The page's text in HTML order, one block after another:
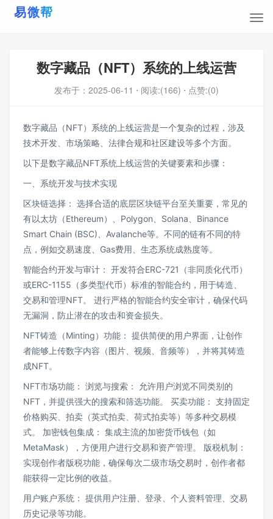
数字藏品（NFT）系统的上线运营
发布于： 2025-06-11 ⋅ 阅读:(166) ⋅ 点赞:(0)
数字藏品（NFT）系统的上线运营是一个复杂的过程，涉及
技术开发、市场策略、法律合规和社区建设等多个方面。
以下是数字藏品NFT系统上线运营的关键要素和步骤：
一、系统开发与技术实现
区块链选择： 选择合适的底层区块链平台至关重要，常见的
有以太坊（Ethereum）、Polygon、Solana、Binance
Smart Chain (BSC)、Avalanche等。不同的链有不同的特
点，例如交易速度、Gas费用、生态系统成熟度等。
智能合约开发与审计： 开发符合ERC-721（非同质化代币）
或ERC-1155（多类型代币）标准的智能合约，用于铸造、
交易和管理NFT。 进行严格的智能合约安全审计，确保代码
无漏洞，防止潜在的攻击和资金损失。
NFT铸造（Minting）功能： 提供简便的用户界面，让创作
者能够上传数字内容（图片、视频、音频等），并将其铸造
成NFT。
NFT市场功能： 浏览与搜索： 允许用户浏览不同类别的
NFT，并提供强大的搜索和筛选功能。 买卖功能： 支持固定
价格购买、拍卖（英式拍卖、荷式拍卖等）等多种交易模
式。 加密钱包集成： 集成主流的加密货币钱包（如
MetaMask），方便用户进行交易和资产管理。 版税机制：
实现创作者版税功能，确保每次二级市场交易时，创作者都
能获得一定比例的收益。
用户账户系统： 提供用户注册、登录、个人资料管理、交易
历史记录等功能。